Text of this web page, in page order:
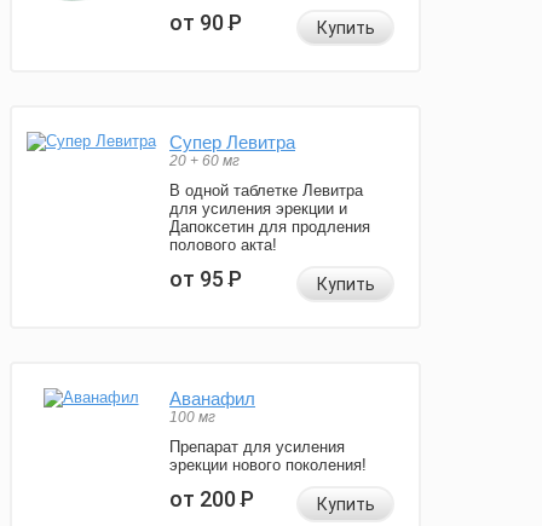
от 90Р Купить
Супер Левитра
20 + 60 мг
В одной таблетке Левитра
для усиления эрекции и
Дапоксетин для продления
полового акта!
от 95Р Купить
Аванафил
100 мг
Препарат для усиления
эрекции нового поколения!
от 200Р Купить